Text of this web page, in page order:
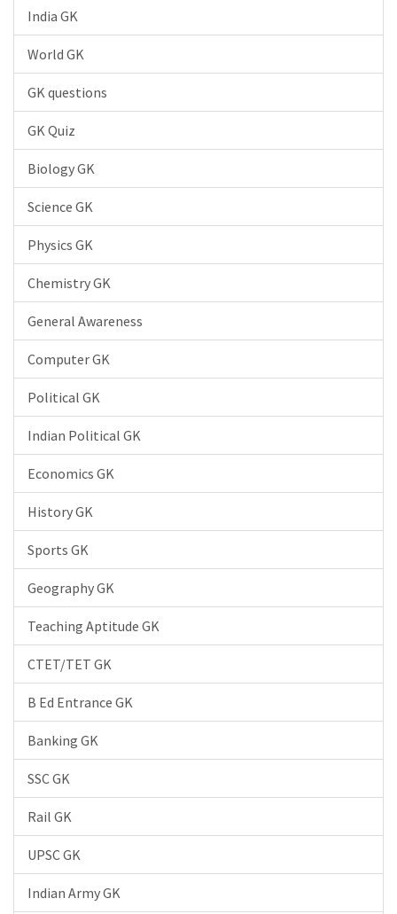
India GK
World GK
GK questions
GK Quiz
Biology GK
Science GK
Physics GK
Chemistry GK
General Awareness
Computer GK
Political GK
Indian Political GK
Economics GK
History GK
Sports GK
Geography GK
Teaching Aptitude GK
CTET/TET GK
B Ed Entrance GK
Banking GK
SSC GK
Rail GK
UPSC GK
Indian Army GK